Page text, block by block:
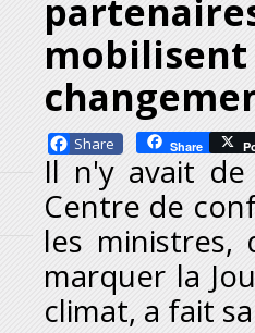
Facebook Share
Il n'y avait
Centre de
les ministres,
marquer la
climat, a fait